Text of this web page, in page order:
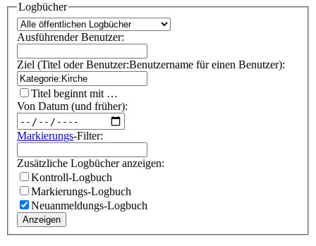
Logbücher
Ausführender Benutzer:
Ziel (Titel oder Benutzer:Benutzername für einen Benutzer):
Titel beginnt mit …
Von Datum (und früher):
Markierungs-Filter:
Zusätzliche Logbücher anzeigen:
Kontroll-Logbuch
Markierungs-Logbuch
Neuanmeldungs-Logbuch
Anzeigen